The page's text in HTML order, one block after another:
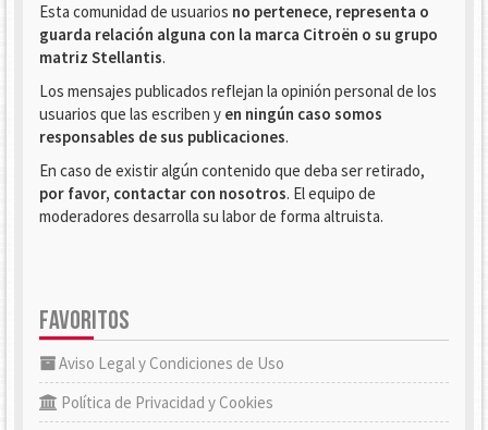
Esta comunidad de usuarios no pertenece, representa o
guarda relación alguna con la marca Citroën o su grupo
matriz Stellantis.
Los mensajes publicados reflejan la opinión personal de los
usuarios que las escriben y en ningún caso somos
responsables de sus publicaciones.
En caso de existir algún contenido que deba ser retirado,
por favor, contactar con nosotros. El equipo de
moderadores desarrolla su labor de forma altruista.
FAVORITOS
Aviso Legal y Condiciones de Uso
Política de Privacidad y Cookies